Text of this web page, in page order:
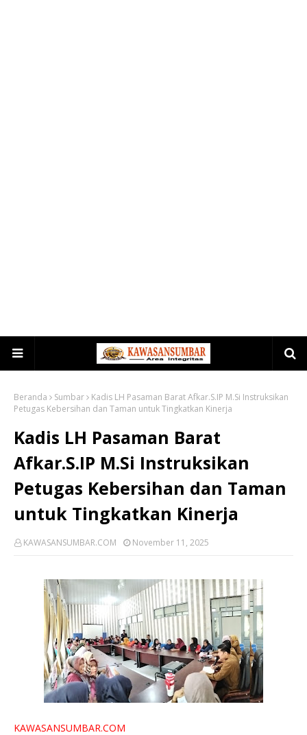
Beranda Sumbar
Kadis LH Pasaman Barat Afkar.S.IP M.Si Instruksikan
Petugas Kebersihan dan Taman untuk Tingkatkan Kinerja
Kadis LH Pasaman Barat
Afkar.S.IP M.Si Instruksikan
Petugas Kebersihan dan Taman
untuk Tingkatkan Kinerja
KAWASANSUMBAR.COM November 11, 2025
KAWASANSUMBAR.COM